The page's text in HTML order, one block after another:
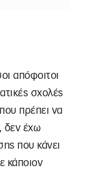
απόφοιτοι
σχολές
πρέπει να
δεν έχω
που κάνει
κάποιον